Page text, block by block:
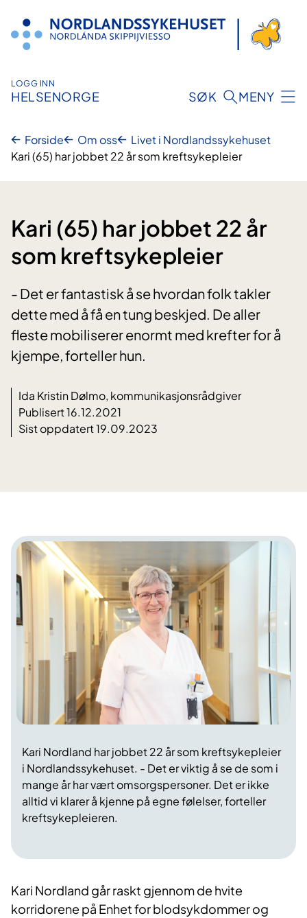
innhold
LOGG INN
HELSENORGE SØK MENY
Forside Om oss
Livet i Nordlandssykehuset
Kari (65) har jobbet 22 år som kreftsykepleier
Kari (65) har jobbet 22 år
som kreftsykepleier
- Det er fantastisk å se hvordan folk takler
dette med å få en tung beskjed. De aller
fleste mobiliserer enormt med krefter for å
kjempe, forteller hun.
Ida Kristin Dølmo, kommunikasjonsrådgiver
Publisert 16.12.2021
Sist oppdatert 19.09.2023
Kari Nordland har jobbet 22 år som kreftsykepleier
i Nordlandssykehuset. - Det er viktig å se de som i
mange år har vært omsorgspersoner. Det er ikke
alltid vi klarer å kjenne på egne følelser, forteller
kreftsykepleieren.
Kari Nordland går raskt gjennom de hvite
korridorene på Enhet for blodsykdommer og